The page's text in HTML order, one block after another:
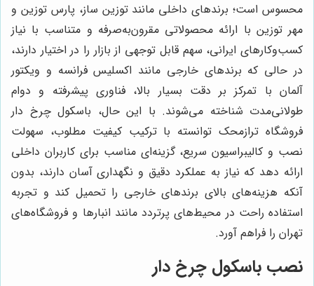
محسوس است؛ برندهای داخلی مانند توزین ساز، پارس توزین و
مهر توزین با ارائه محصولاتی مقرون‌به‌صرفه و متناسب با نیاز
کسب‌وکارهای ایرانی، سهم قابل توجهی از بازار را در اختیار دارند،
در حالی که برندهای خارجی مانند اکسلیس فرانسه و ویکتور
آلمان با تمرکز بر دقت بسیار بالا، فناوری پیشرفته و دوام
طولانی‌مدت شناخته می‌شوند. با این حال، باسکول چرخ دار
فروشگاه ترازمحک توانسته با ترکیب کیفیت مطلوب، سهولت
نصب و کالیبراسیون سریع، گزینه‌ای مناسب برای کاربران داخلی
ارائه دهد که نیاز به عملکرد دقیق و نگهداری آسان دارند، بدون
آنکه هزینه‌های بالای برندهای خارجی را تحمیل کند و تجربه
استفاده راحت در محیط‌های پرتردد مانند انبارها و فروشگاه‌های
تهران را فراهم آورد.
نصب باسکول چرخ دار